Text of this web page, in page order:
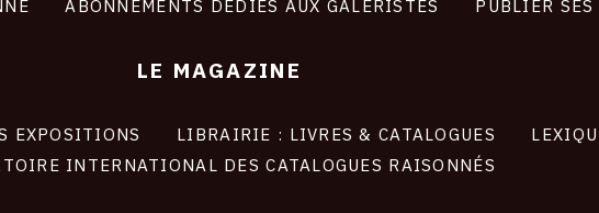
ABONNEMENTS DÉDIÉS AUX GALERISTES PUBLIER
LE MAGAZINE
EXPOSITIONS LIBRAIRIE : LIVRES & CATALOGUES
INTERNATIONAL DES CATALOGUES RAISONNÉS